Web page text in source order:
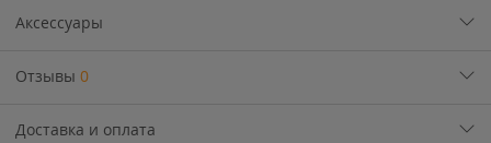
Аксессуары
Отзывы 0
Доставка и оплата